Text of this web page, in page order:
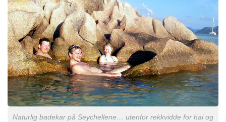
Naturlig badekar på Seychellene… utenfor rekkvidde for hai og